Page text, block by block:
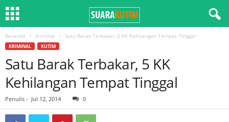
Beranda kriminal Satu Barak Terbakar, 5 KK Kehilangan Tempat Tinggal
KRIMINAL KUTIM
Satu Barak Terbakar, 5 KK
Kehilangan Tempat Tinggal
Penulis - Jul 12, 2014 0